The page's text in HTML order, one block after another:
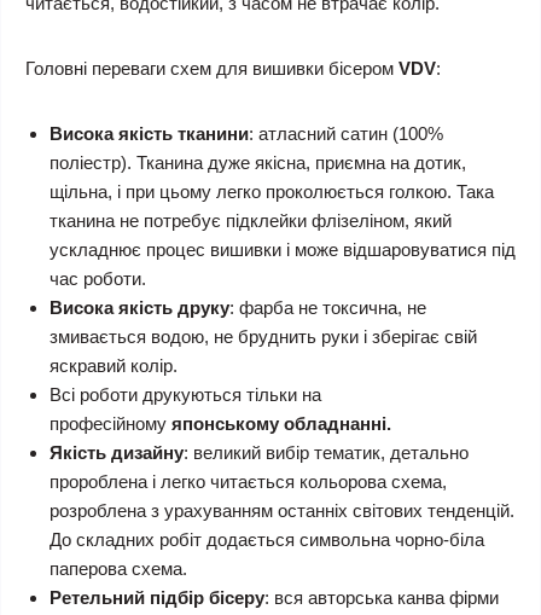
Головні переваги схем для вишивки бісером VDV:
Висока якість тканини: атласний сатин (100%
поліестр). Тканина дуже якісна, приємна на дотик,
щільна, і при цьому легко проколюється голкою. Така
тканина не потребує підклейки флізеліном, який
ускладнює процес вишивки і може відшаровуватися під
час роботи.
Висока якість друку: фарба не токсична, не
змивається водою, не бруднить руки і зберігає свій
яскравий колір.
Всі роботи друкуються тільки на
професійному японському обладнанні.
Якість дизайну: великий вибір тематик, детально
пророблена і легко читається кольорова схема,
розроблена з урахуванням останніх світових тенденцій.
До складних робіт додається символьна чорно-біла
паперова схема.
Ретельний підбір бісеру: вся авторська канва фірми